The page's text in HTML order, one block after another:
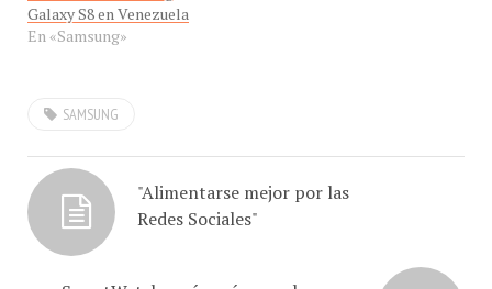
En «Samsung»
Redes Sociales"